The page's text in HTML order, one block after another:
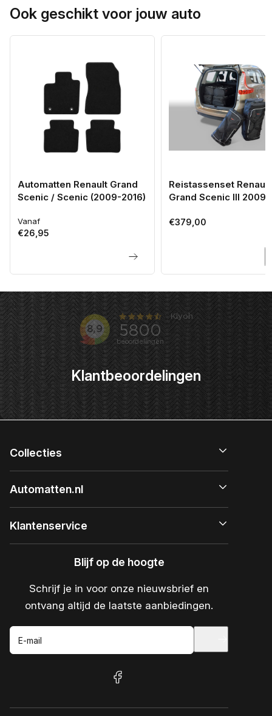
Ook geschikt voor jouw auto
Automatten Renault Grand
Scenic / Scenic (2009-2016)
Normale
prijs
Vanaf
€26,95
Reistassenset Renault
Grand Scenic III 2009-
Normale
€379,00
Klantbeoordelingen
Collecties
Automatten.nl
Klantenservice
Blijf op de hoogte
Schrijf je in voor onze nieuwsbrief en
ontvang altijd de laatste aanbiedingen.
E-mail
facebook